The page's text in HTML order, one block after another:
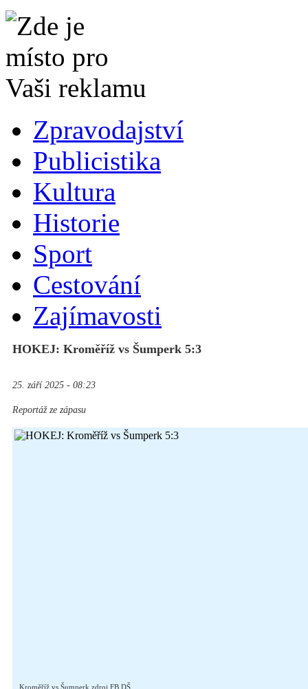
Zpravodajství
Publicistika
Kultura
Historie
Sport
Cestování
Zajímavosti
HOKEJ: Kroměříž vs Šumperk 5:3
25. září 2025 - 08:23
Reportáž ze zápasu
Kroměříž vs Šumperk zdroj FB DŠ